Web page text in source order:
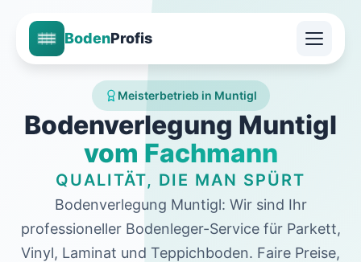
BodenProfis
Meisterbetrieb in Muntigl
Bodenverlegung Muntigl
vom Fachmann
QUALITÄT, DIE MAN SPÜRT
Bodenverlegung Muntigl: Wir sind Ihr
professioneller Bodenleger-Service für Parkett,
Vinyl, Laminat und Teppichboden. Faire Preise,